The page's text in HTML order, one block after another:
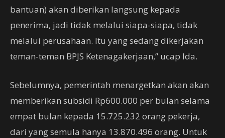
bantuan) akan diberikan langsung kepada
penerima, jadi tidak melalui siapa-siapa, tidak
melalui perusahaan. Itu yang sedang dikerjakan
teman-teman BPJS Ketenagakerjaan,” ucap Ida.
Sebelumnya, pemerintah menargetkan akan akan
memberikan subsidi Rp600.000 per bulan selama
empat bulan kepada 15.725.232 orang pekerja,
dari yang semula hanya 13.870.496 orang. Untuk